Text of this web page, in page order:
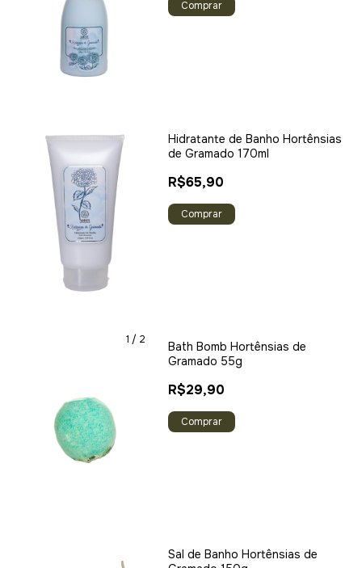
Hidratante de Banho Hortênsias
de Gramado 170ml
R$65,90
1 / 2
Bath Bomb Hortênsias de
Gramado 55g
R$29,90
Sal de Banho Hortênsias de